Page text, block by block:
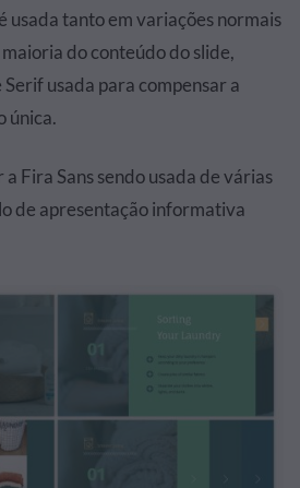
usada tanto em variações normais
do conteúdo do slide,
usada para compensar a
única.
Fira Sans sendo usada de várias
de apresentação informativa